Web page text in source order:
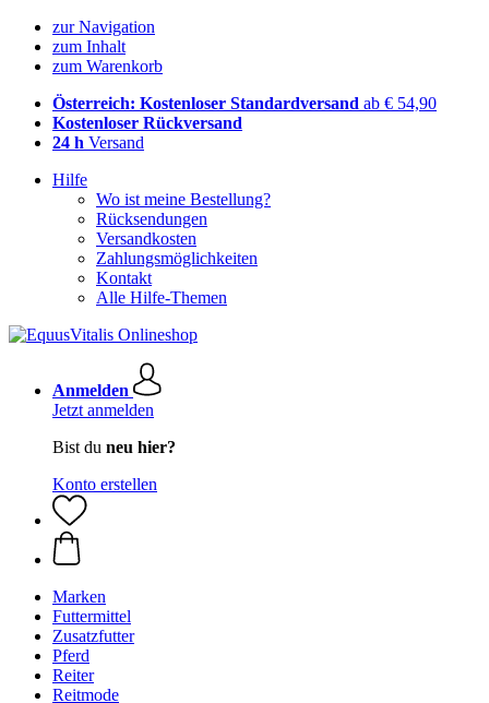
zur Navigation
zum Inhalt
zum Warenkorb
Österreich: Kostenloser Standardversand ab € 54,90
Kostenloser Rückversand
24 h Versand
Hilfe
Wo ist meine Bestellung?
Rücksendungen
Versandkosten
Zahlungsmöglichkeiten
Kontakt
Alle Hilfe-Themen
Anmelden
Jetzt anmelden
Bist du neu hier?
Konto erstellen
Marken
Futtermittel
Zusatzfutter
Pferd
Reiter
Reitmode